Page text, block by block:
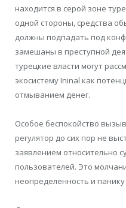
находится в серой зоне
одной стороны, средства
должны подпадать под
замешаны в преступной
турецкие власти могут
экосистему Ininal как
отмыванием денег.
Особое беспокойство
регулятор до сих пор не
заявлением относительно
пользователей. Это
неопределенность и